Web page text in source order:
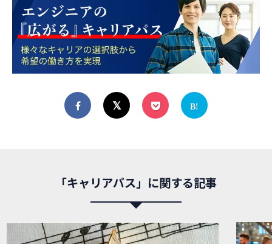
「キャリアパス」に関する記事